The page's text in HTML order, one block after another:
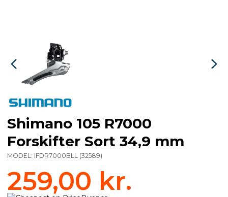
Shimano 105 R7000
Forskifter Sort 34,9 mm
MODEL: IFDR7000BLL (32589)
259,00 kr.